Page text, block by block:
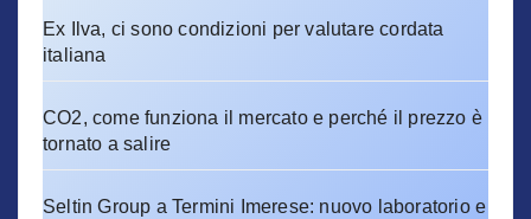
Ex Ilva, ci sono condizioni per valutare cordata
italiana
CO2, come funziona il mercato e perché il prezzo è
tornato a salire
Seltin Group a Termini Imerese: nuovo laboratorio e